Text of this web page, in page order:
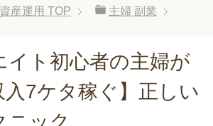
産運用 TOP 主婦 副業
イト初心者の主婦が
入7ケタ稼ぐ】正しい
ニック